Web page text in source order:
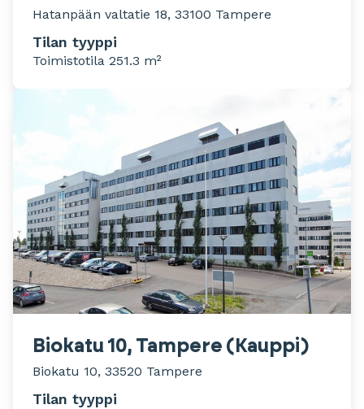
Hatanpään valtatie 18, 33100 Tampere
Tilan tyyppi
Toimistotila 251.3 m²
Biokatu 10, Tampere (Kauppi)
Biokatu 10, 33520 Tampere
Tilan tyyppi